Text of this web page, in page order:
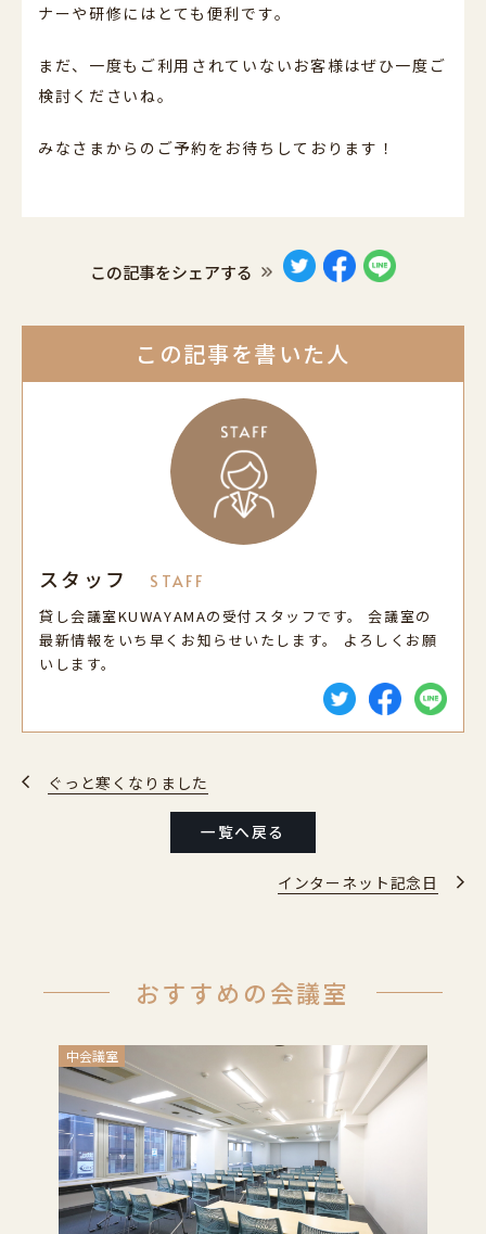
ナーや研修にはとても便利です。
まだ、一度もご利用されていないお客様はぜひ一度ご
検討くださいね。
みなさまからのご予約をお待ちしております！
この記事をシェアする
この記事を書いた人
スタッフ
STAFF
貸し会議室KUWAYAMAの受付スタッフです。 会議室の
最新情報をいち早くお知らせいたします。 よろしくお願
いします。
ぐっと寒くなりました
一覧へ戻る
インターネット記念日
おすすめの会議室
中会議室